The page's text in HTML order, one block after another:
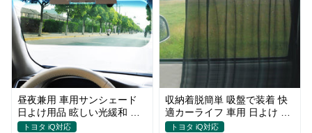
昼夜兼用 車用サンシェード
日よけ用品 眩しい光緩和 長
時間運転 特殊遮光素材
トヨタ iQ対応
収納着脱簡単 吸盤で装着 快
適カーライフ 車用 日よけ 遮
光 UVカット 通気
トヨタ iQ対応